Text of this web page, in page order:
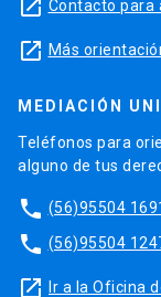
launch Contacto para
launch Más
MEDIACIÓN
Teléfonos para
alguno de tus
phone (56)95504
phone (56)95504
launch Ir a la Oficina